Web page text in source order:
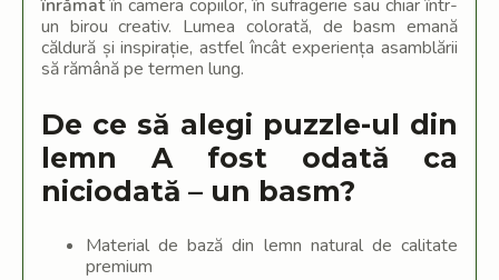
înrămatîn camera copiilor, în sufragerie sau chiar într-
un birou creativ. Lumea colorată, de basm emană
căldură și inspirație, astfel încât experiența asamblării
să rămână pe termen lung.
De ce să alegi puzzle-ul din
lemn A fost odată ca
niciodată – un basm?
Material de bază din lemn natural de calitate
premium